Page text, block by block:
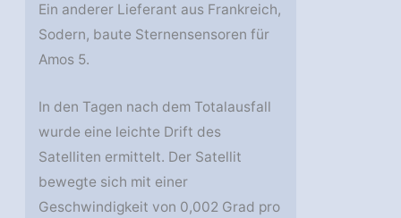
Ein anderer Lieferant aus Frankreich,
Sodern, baute Sternensensoren für
Amos 5.
In den Tagen nach dem Totalausfall
wurde eine leichte Drift des
Satelliten ermittelt. Der Satellit
bewegte sich mit einer
Geschwindigkeit von 0,002 Grad pro